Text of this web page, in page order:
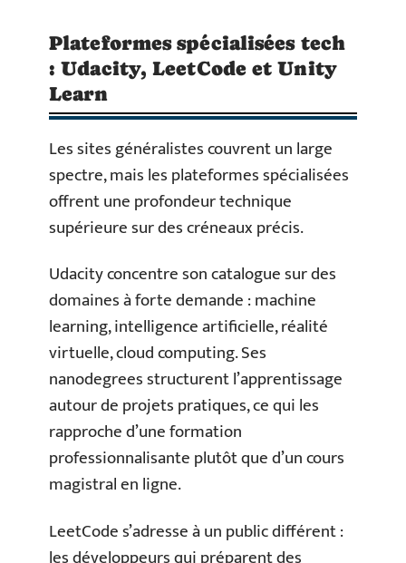
Plateformes spécialisées tech
: Udacity, LeetCode et Unity
Learn
Les sites généralistes couvrent un large
spectre, mais les plateformes spécialisées
offrent une profondeur technique
supérieure sur des créneaux précis.
Udacity concentre son catalogue sur des
domaines à forte demande : machine
learning, intelligence artificielle, réalité
virtuelle, cloud computing. Ses
nanodegrees structurent l’apprentissage
autour de projets pratiques, ce qui les
rapproche d’une formation
professionnalisante plutôt que d’un cours
magistral en ligne.
LeetCode s’adresse à un public différent :